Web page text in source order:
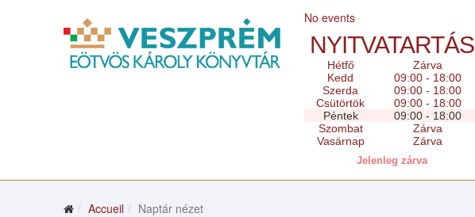
No events
NYITVATARTÁS
Hétfő
Zárva
Kedd
09:00 - 18:00
Szerda
09:00 - 18:00
Csütörtök
09:00 - 18:00
Péntek
09:00 - 18:00
Szombat
Zárva
Vasárnap
Zárva
Jelenleg zárva
Accueil Naptár nézet